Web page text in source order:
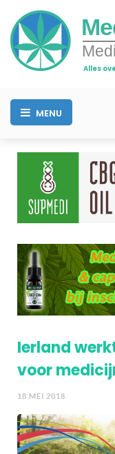
Alles
MENU
Ierland
voor
18 MEI 2018